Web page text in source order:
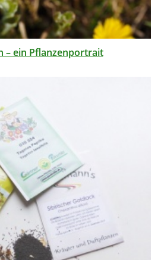
– ein Pflanzenportrait